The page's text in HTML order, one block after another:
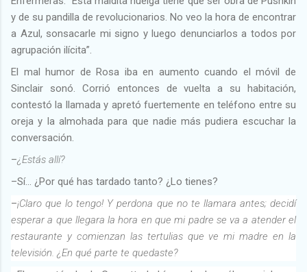
y de su pandilla de revolucionarios. No veo la hora de encontrar
a Azul, sonsacarle mi signo y luego denunciarlos a todos por
agrupación ilícita”.
El mal humor de Rosa iba en aumento cuando el móvil de
Sinclair sonó. Corrió entonces de vuelta a su habitación,
contestó la llamada y apretó fuertemente en teléfono entre su
oreja y la almohada para que nadie más pudiera escuchar la
conversación.
–¿Estás allí?
–Sí… ¿Por qué has tardado tanto? ¿Lo tienes?
–¡Claro que lo tengo! Y perdona que no te llamara antes; decidí
esperar a que llegara la hora en que mi padre se va a atender el
restaurante y comienzan las tertulias que ve mi madre en la
televisión. ¿En qué parte te quedaste?